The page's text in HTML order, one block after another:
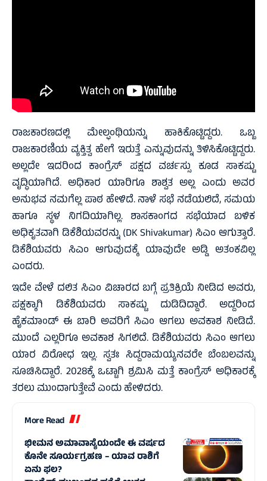
ರಾಜಕಾರಣದಲ್ಲಿ ಮೇಲ್ಫಂಥಿಯನ್ನು ಹಾಕಿಕೊಟ್ಟಿದ್ದರು. ಒಬ್ಬ
ರಾಜಕಾರಣಿಯ ವ್ಯಕ್ತಿತ್ವ ಹೇಗೆ ಇರುತ್ತೆ ಎನ್ನುವುದನ್ನು ತಿಳಿಸಿಕೊಟ್ಟಿದ್ದರು.
ಅಲ್ಲದೇ ಇದರಿಂದ ಕಾಂಗ್ರೆಸ್ ಪಕ್ಷದ ವರ್ಚಸ್ಸು ಕೂಡ ಸಾಕಷ್ಟು
ವೃದ್ಧಿಯಾಗಿದೆ. ಅಧಿಕಾರ ಯಾರಿಗೂ ಶಾಶ್ವತ ಅಲ್ಲ ಎಂದು ಅವರ
ಅನುಭವ ನಮಗೆಲ್ಲ ಪಾಠ ಹೇಳಿದೆ. ನಾಳೆ ಸಭೆ ನಡೆಯಲಿದೆ, ಸಮಯ
ಹಾಗೂ ಸ್ಥಳ ನಿಗದಿಯಾಗಿಲ್ಲ. ಶಾಸಕಾಂಗದ ಸಭೆಯಾದ ಬಳಿಕ
ಅಧಿಕೃತವಾಗಿ ಡಿಕೆಶಿಯವರನ್ನು (DK Shivakumar) ಸಿಎಂ ಆಗುತ್ತಾರೆ.
ಡಿಕೆಶಿಯವರು ಸಿಎಂ ಆಗುವುದಕ್ಕೆ ಯಾವುದೇ ಅಡ್ಡಿ ಅತಂಕವಿಲ್ಲ
ಎಂದರು.
ಇದೇ ವೇಳೆ ದಲಿತ ಸಿಎಂ ವಿಚಾರದ ಬಗ್ಗೆ ಪ್ರತಿಕ್ರಿಯೆ ನೀಡಿದ ಅವರು,
ಪಕ್ಷಕ್ಕಾಗಿ ಡಿಕೆಶಿಯವರು ಸಾಕಷ್ಟು ದುಡಿದಿದ್ದಾರೆ. ಅದ್ದರಿಂದ
ಹೈಕಮಾಂಡ್ ಈ ಬಾರಿ ಅವರಿಗೆ ಸಿಎಂ ಆಗಲು ಅವಕಾಶ ನೀಡಿದೆ.
ಮುಂದೆ ಎಲ್ಲರಿಗೂ ಅವಕಾಶ ಸಿಗಲಿದೆ. ಡಿಕೆಶಿಯವರು ಸಿಎಂ ಆಗಲು
ಯಾರ ವಿರೋಧ ಇಲ್ಲ. ಸ್ವತಃ ಸಿದ್ದರಾಮಯ್ಯನವರೇ ಬೆಂಬಲವನ್ನು
ಸೂಚಿಸಿದ್ದಾರೆ. 2028ಕ್ಕೆ ಒಟ್ಟಾಗಿ ಶ್ರಮಿಸಿ ಮತ್ತೆ ಕಾಂಗ್ರೆಸ್ ಅಧಿಕಾರಕ್ಕೆ
ತರಲು ಮುಂದಾಗುತ್ತೇವೆ ಎಂದು ಹೇಳಿದರು.
More Read
ಭೀಮನ ಅಮಾವಾಸ್ಯೆಯಂದೇ ಈ ವರ್ಷದ
ಕೊನೇ ಸೂರ್ಯಗ್ರಹಣ – ಯಾವ ರಾಶಿಗೆ
ಏನು ಫಲ?